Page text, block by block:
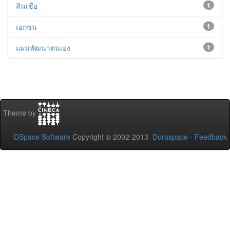
1
สินเชื่อ
1
เอกชน
1
แผนพัฒนาตนเอง
Theme by
DSpace Software Copyright © 2002-2013 Duraspace - Feedback